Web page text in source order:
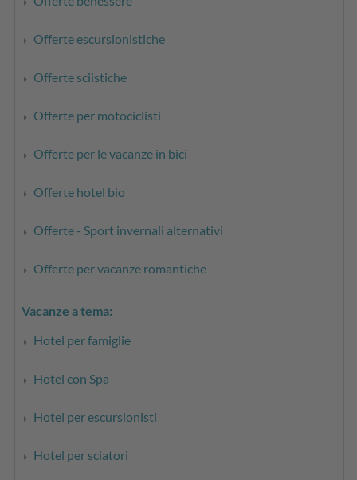
Offerte escursionistiche
Offerte sciistiche
Offerte per motociclisti
Offerte per le vacanze in bici
Offerte hotel bio
Offerte - Sport invernali alternativi
Offerte per vacanze romantiche
Vacanze a tema:
Hotel per famiglie
Hotel con Spa
Hotel per escursionisti
Hotel per sciatori